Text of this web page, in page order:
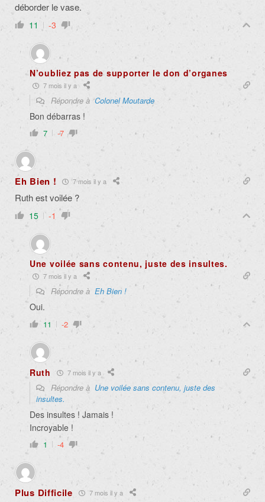
déborder le vase.
11 -3
N’oubliez pas de supporter le don d’organes
7 mois il y a
Répondre àColonel Moutarde
Bon débarras !
7 -7
Eh Bien ! 7 mois il y a
Ruth est voilée ?
15 -1
Une voilée sans contenu, juste des insultes.
7 mois il y a
Répondre à Eh Bien !
Oui.
11 -2
Ruth 7 mois il y a
Répondre à Une voilée sans contenu, juste des
insultes.
Des insultes ! Jamais !
Incroyable !
1 -4
Plus Difficile 7 mois il y a